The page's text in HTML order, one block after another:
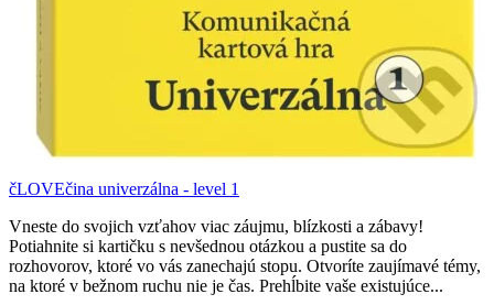
čLOVEčina univerzálna - level 1
Vneste do svojich vzťahov viac záujmu, blízkosti a zábavy!
Potiahnite si kartičku s nevšednou otázkou a pustite sa do
rozhovorov, ktoré vo vás zanechajú stopu. Otvoríte zaujímavé témy,
na ktoré v bežnom ruchu nie je čas. Prehĺbite vaše existujúce...